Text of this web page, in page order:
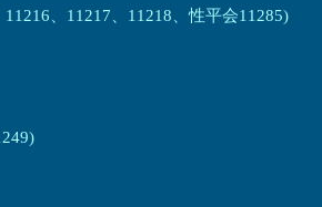
、11217、11218、性平会11285)